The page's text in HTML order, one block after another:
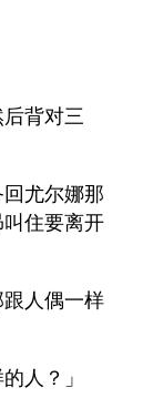
背对三
尤尔娜那
住要离开
人偶一样
人？」